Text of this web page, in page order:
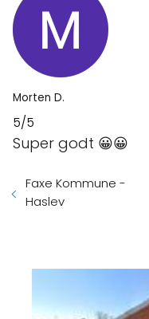
Morten D.
5/5
Super godt 😀😀
Faxe Kommune -
Haslev